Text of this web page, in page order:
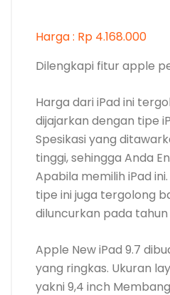
Harga : Rp 4.168.000
Dilengkapi fitur apple
Harga dari iPad ini
dijajarkan dengan tipe
Spesikasi yang
tinggi, sehingga Anda
Apabila memilih iPad
tipe ini juga tergolong
diluncurkan pada
Apple New iPad 9.7
yang ringkas. Ukuran
yakni 9,4 inch